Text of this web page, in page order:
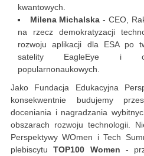
kwantowych.
Milena Michalska - CEO,
na rzecz demokratyzacji
rozwoju aplikacji dla ESA po
satelity EagleEye i
popularnonaukowych.
Jako Fundacja Edukacyjna
konsekwentnie budujemy
doceniania i nagradzania
obszarach rozwoju technologii.
Perspektywy WOmen i Tech
plebiscytuTOP100 Women -